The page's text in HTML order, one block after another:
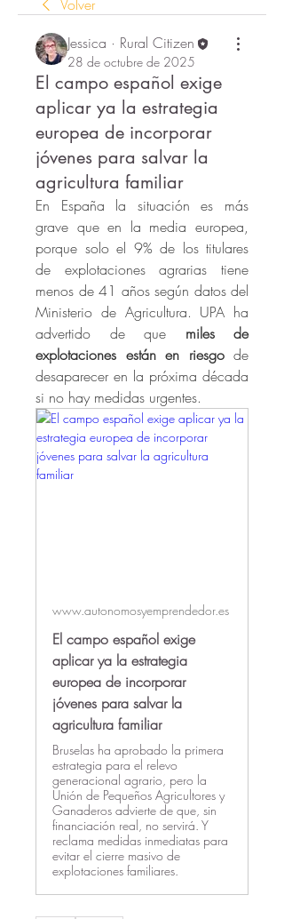
Volver
Jessica · Rural Citizen
28 de octubre de 2025
El campo español exige
aplicar ya la estrategia
europea de incorporar
jóvenes para salvar la
agricultura familiar
En España la situación es más
grave que en la media europea,
porque solo el 9% de los titulares
de explotaciones agrarias tiene
menos de 41 años según datos del
Ministerio de Agricultura. UPA ha
advertido de que miles de
explotaciones están en riesgo de
desaparecer en la próxima década
si no hay medidas urgentes.
www.autonomosyemprendedor.es
El campo español exige
aplicar ya la estrategia
europea de incorporar
jóvenes para salvar la
agricultura familiar
Bruselas ha aprobado la primera
estrategia para el relevo
generacional agrario, pero la
Unión de Pequeños Agricultores y
Ganaderos advierte de que, sin
financiación real, no servirá. Y
reclama medidas inmediatas para
evitar el cierre masivo de
explotaciones familiares.